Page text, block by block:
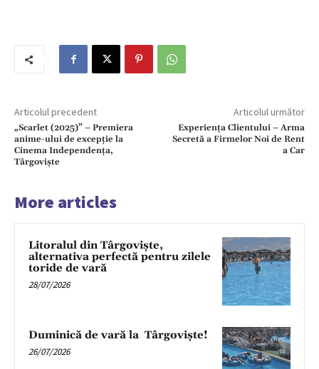
Articolul precedent
„Scarlet (2025)” – Premiera
anime-ului de excepție la
Cinema Independența,
Târgoviște
Articolul următor
Experiența Clientului – Arma
Secretă a Firmelor Noi de Rent
a Car
More articles
Litoralul din Târgoviște,
alternativa perfectă pentru zilele
toride de vară
28/07/2026
Duminică de vară la Târgoviște!
26/07/2026